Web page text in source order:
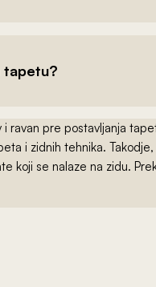
tapetu?
ravan pre postavljanja
i zidnih tehnika.
koji se nalaze na zidu.